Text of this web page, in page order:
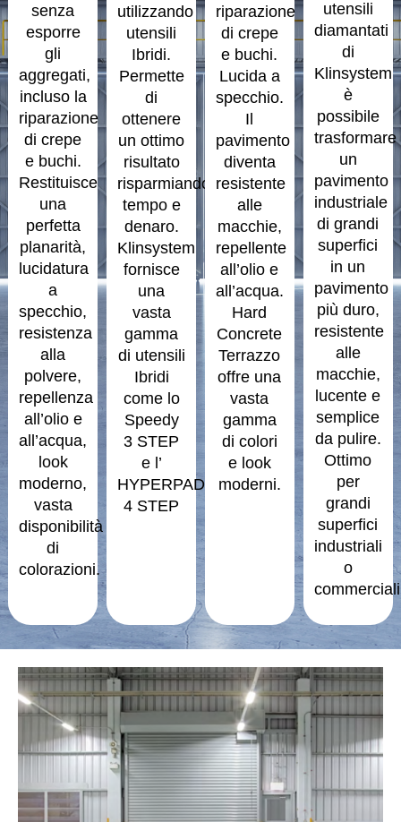
senza
esporre
gli
aggregati,
incluso la
riparazione
di crepe
e buchi.
Restituisce
una
perfetta
planarità,
lucidatura
a
specchio,
resistenza
alla
polvere,
repellenza
all’olio e
all’acqua,
look
moderno,
vasta
disponibilità
di
colorazioni.
utilizzando
utensili
Ibridi.
Permette
di
ottenere
un ottimo
risultato
risparmiando
tempo e
denaro.
Klinsystem
fornisce
una
vasta
gamma
di utensili
Ibridi
come lo
Speedy
3 STEP
e l’
HYPERPAD
4 STEP
riparazione
di crepe
e buchi.
Lucida a
specchio.
Il
pavimento
diventa
resistente
alle
macchie,
repellente
all’olio e
all’acqua.
Hard
Concrete
Terrazzo
offre una
vasta
gamma
di colori
e look
moderni.
utensili
diamantati
di
Klinsystem
è
possibile
trasformare
un
pavimento
industriale
di grandi
superfici
in un
pavimento
più duro,
resistente
alle
macchie,
lucente e
semplice
da pulire.
Ottimo
per
grandi
superfici
industriali
o